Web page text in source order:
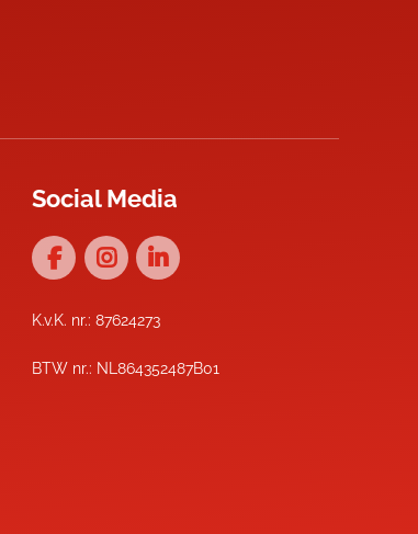
Social Media
K.v.K. nr.: 87624273
BTW nr.: NL864352487B01